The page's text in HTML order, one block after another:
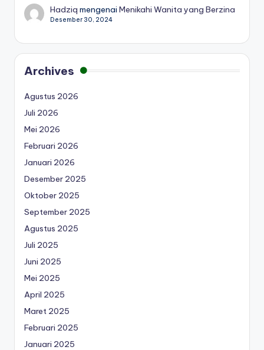
Hadziq mengenaiMenikahi Wanita yang Berzina
Desember 30, 2024
Archives
Agustus 2026
Juli 2026
Mei 2026
Februari 2026
Januari 2026
Desember 2025
Oktober 2025
September 2025
Agustus 2025
Juli 2025
Juni 2025
Mei 2025
April 2025
Maret 2025
Februari 2025
Januari 2025